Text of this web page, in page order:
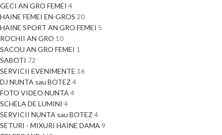
GECI AN GRO FEMEI 4
HAINE FEMEI EN-GROS 20
HAINE SPORT AN GRO FEMEI 5
ROCHII AN GRO 10
SACOU AN GRO FEMEI 1
SABOTI 72
SERVICII EVENIMENTE 16
DJ NUNTA sau BOTEZ 4
FOTO VIDEO NUNTA4
SCHELA DE LUMINI 4
SERVICII NUNTA sau BOTEZ 4
SETURI - MIXURI HAINE DAMA 9